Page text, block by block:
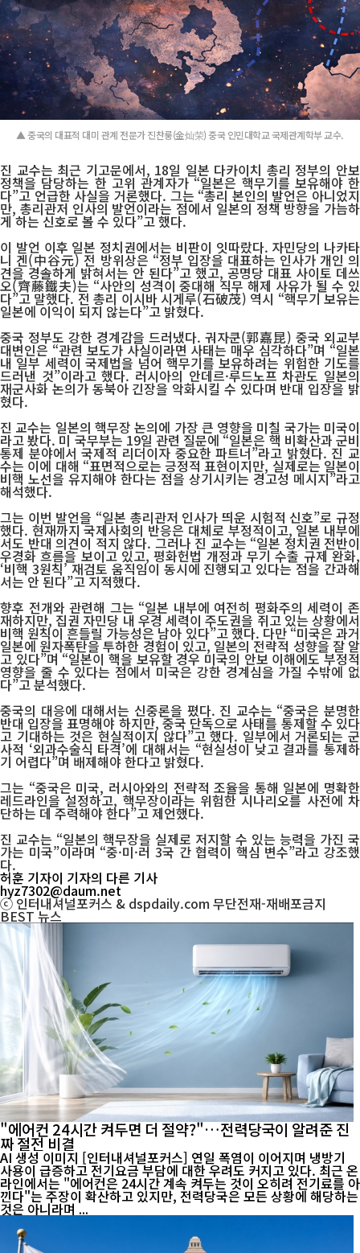
▲ 중국의 대표적 대미 관계 전문가 진찬룽(金灿荣) 중국 인민대학교 국제관계학부 교수.
진 교수는 최근 기고문에서, 18일 일본 다카이치 총리 정부의 안보
정책을 담당하는 한 고위 관계자가 “일본은 핵무기를 보유해야 한
다”고 언급한 사실을 거론했다. 그는 “총리 본인의 발언은 아니었지
만, 총리관저 인사의 발언이라는 점에서 일본의 정책 방향을 가늠하
게 하는 신호로 볼 수 있다”고 했다.
이 발언 이후 일본 정치권에서는 비판이 잇따랐다. 자민당의 나카타
니 겐(中谷元) 전 방위상은 “정부 입장을 대표하는 인사가 개인 의
견을 경솔하게 밝혀서는 안 된다”고 했고, 공명당 대표 사이토 데쓰
오(齊藤鐵夫)는 “사안의 성격이 중대해 직무 해제 사유가 될 수 있
다”고 말했다. 전 총리 이시바 시게루(石破茂) 역시 “핵무기 보유는
일본에 이익이 되지 않는다”고 밝혔다.
중국 정부도 강한 경계감을 드러냈다. 궈자쿤(郭嘉昆) 중국 외교부
대변인은 “관련 보도가 사실이라면 사태는 매우 심각하다”며 “일본
내 일부 세력이 국제법을 넘어 핵무기를 보유하려는 위험한 기도를
드러낸 것”이라고 했다. 러시아의 안데르·루드노프 차관도 일본의
재군사화 논의가 동북아 긴장을 악화시킬 수 있다며 반대 입장을 밝
혔다.
진 교수는 일본의 핵무장 논의에 가장 큰 영향을 미칠 국가는 미국이
라고 봤다. 미 국무부는 19일 관련 질문에 “일본은 핵 비확산과 군비
통제 분야에서 국제적 리더이자 중요한 파트너”라고 밝혔다. 진 교
수는 이에 대해 “표면적으로는 긍정적 표현이지만, 실제로는 일본이
비핵 노선을 유지해야 한다는 점을 상기시키는 경고성 메시지”라고
해석했다.
그는 이번 발언을 “일본 총리관저 인사가 띄운 시험적 신호”로 규정
했다. 현재까지 국제사회의 반응은 대체로 부정적이고, 일본 내부에
서도 반대 의견이 적지 않다. 그러나 진 교수는 “일본 정치권 전반이
우경화 흐름을 보이고 있고, 평화헌법 개정과 무기 수출 규제 완화,
‘비핵 3원칙’ 재검토 움직임이 동시에 진행되고 있다는 점을 간과해
서는 안 된다”고 지적했다.
향후 전개와 관련해 그는 “일본 내부에 여전히 평화주의 세력이 존
재하지만, 집권 자민당 내 우경 세력이 주도권을 쥐고 있는 상황에서
비핵 원칙이 흔들릴 가능성은 남아 있다”고 했다. 다만 “미국은 과거
일본에 원자폭탄을 투하한 경험이 있고, 일본의 전략적 성향을 잘 알
고 있다”며 “일본이 핵을 보유할 경우 미국의 안보 이해에도 부정적
영향을 줄 수 있다는 점에서 미국은 강한 경계심을 가질 수밖에 없
다”고 분석했다.
중국의 대응에 대해서는 신중론을 폈다. 진 교수는 “중국은 분명한
반대 입장을 표명해야 하지만, 중국 단독으로 사태를 통제할 수 있다
고 기대하는 것은 현실적이지 않다”고 했다. 일부에서 거론되는 군
사적 ‘외과수술식 타격’에 대해서는 “현실성이 낮고 결과를 통제하
기 어렵다”며 배제해야 한다고 밝혔다.
그는 “중국은 미국, 러시아와의 전략적 조율을 통해 일본에 명확한
레드라인을 설정하고, 핵무장이라는 위험한 시나리오를 사전에 차
단하는 데 주력해야 한다”고 제언했다.
진 교수는 “일본의 핵무장을 실제로 저지할 수 있는 능력을 가진 국
가는 미국”이라며 “중·미·러 3국 간 협력이 핵심 변수”라고 강조했
다.
허훈 기자이 기자의 다른 기사
hyz7302@daum.net
ⓒ 인터내셔널포커스 & dspdaily.com 무단전재-재배포금지
BEST뉴스
"에어컨 24시간 켜두면 더 절약?"…전력당국이 알려준 진
짜 절전 비결
AI 생성 이미지 [인터내셔널포커스] 연일 폭염이 이어지며 냉방기
사용이 급증하고 전기요금 부담에 대한 우려도 커지고 있다. 최근 온
라인에서는 "에어컨은 24시간 계속 켜두는 것이 오히려 전기료를 아
낀다"는 주장이 확산하고 있지만, 전력당국은 모든 상황에 해당하는
것은 아니라며 ...